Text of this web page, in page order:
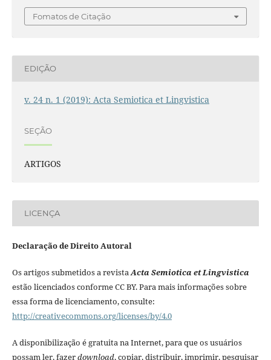
Fomatos de Citação
EDIÇÃO
v. 24 n. 1 (2019): Acta Semiotica et Lingvistica
SEÇÃO
ARTIGOS
LICENÇA
Declaração de Direito Autoral
Os artigos submetidos a revistaActa Semiotica et Lingvistica
estão licenciados conforme CC BY. Para mais informações sobre
essa forma de licenciamento, consulte:
http://creativecommons.org/licenses/by/4.0
A disponibilização é gratuita na Internet, para que os usuários
possam ler, fazerdownload, copiar, distribuir, imprimir, pesquisar